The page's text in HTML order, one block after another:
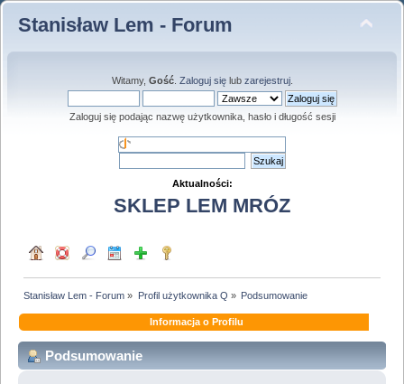
Stanisław Lem - Forum
Witamy, Gość. Zaloguj sięlub zarejestruj.
Zaloguj się podając nazwę użytkownika, hasło i długość sesji
Aktualności:
SKLEP LEM MRÓZ
Stanisław Lem - Forum » Profil użytkownika Q » Podsumowanie
Informacja o Profilu
Podsumowanie